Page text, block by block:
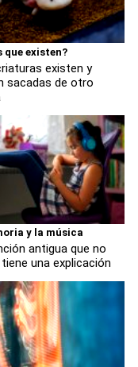
que existen?
existen y
sacadas de otro
y la música
antigua que no
una explicación